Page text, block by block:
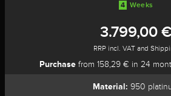
4 Weeks
3.799,00 €
RRP incl. VAT and
Purchasefrom 158,29 € in 24
Material: 950